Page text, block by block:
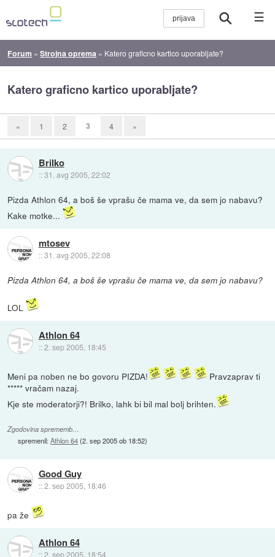
☰
Forum »Strojna oprema » Katero graficno kartico uporabljate?
Katero graficno kartico uporabljate?
« 1 2 3 4 »
Brilko
::31. avg 2005, 22:02
Pizda Athlon 64, a boš še vprašu če mama ve, da sem jo nabavu?
Kake motke...
mtosev
::31. avg 2005, 22:08
Pizda Athlon 64, a boš še vprašu če mama ve, da sem jo nabavu?
LOL
Athlon 64
::2. sep 2005, 18:45
Meni pa noben ne bo govoru PIZDA!
Pravzaprav ti
***** vračam nazaj.
Kje ste moderatorji?! Brilko, lahk bi bil mal bolj brihten.
Zgodovina sprememb…
spremenil:Athlon 64(2. sep 2005 ob 18:52)
Good Guy
::2. sep 2005, 18:46
pa že
Athlon 64
::2. sep 2005, 18:54